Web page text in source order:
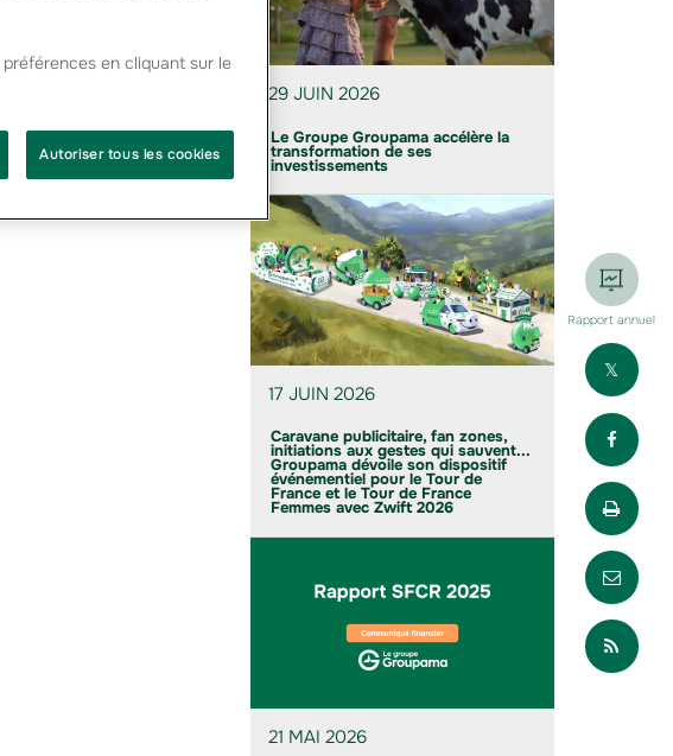
Ko
29 JUIN 2026
Le Groupe Groupama accélère la
transformation de ses
investissements
17 JUIN 2026
Caravane publicitaire, fan zones,
initiations aux gestes qui sauvent...
Groupama dévoile son dispositif
événementiel pour le Tour de
France et le Tour de France
Femmes avec Zwift 2026
21 MAI 2026
Rapport annuel
en cliquant sur le
Autoriser tous les cookies